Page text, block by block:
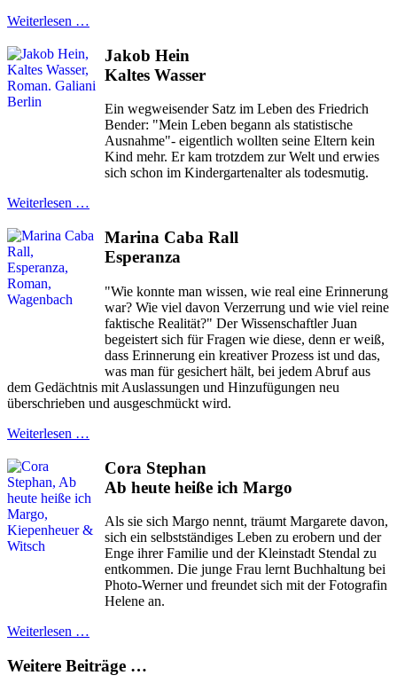
Weiterlesen …
Jakob Hein
Kaltes Wasser
Ein wegweisender Satz im Leben des Friedrich
Bender: "Mein Leben begann als statistische
Ausnahme"- eigentlich wollten seine Eltern kein
Kind mehr. Er kam trotzdem zur Welt und erwies
sich schon im Kindergartenalter als todesmutig.
Weiterlesen …
Marina Caba Rall
Esperanza
"Wie konnte man wissen, wie real eine Erinnerung
war? Wie viel davon Verzerrung und wie viel reine
faktische Realität?" Der Wissenschaftler Juan
begeistert sich für Fragen wie diese, denn er weiß,
dass Erinnerung ein kreativer Prozess ist und das,
was man für gesichert hält, bei jedem Abruf aus
dem Gedächtnis mit Auslassungen und Hinzufügungen neu
überschrieben und ausgeschmückt wird.
Weiterlesen …
Cora Stephan
Ab heute heiße ich Margo
Als sie sich Margo nennt, träumt Margarete davon,
sich ein selbstständiges Leben zu erobern und der
Enge ihrer Familie und der Kleinstadt Stendal zu
entkommen. Die junge Frau lernt Buchhaltung bei
Photo-Werner und freundet sich mit der Fotografin
Helene an.
Weiterlesen …
Weitere Beiträge …